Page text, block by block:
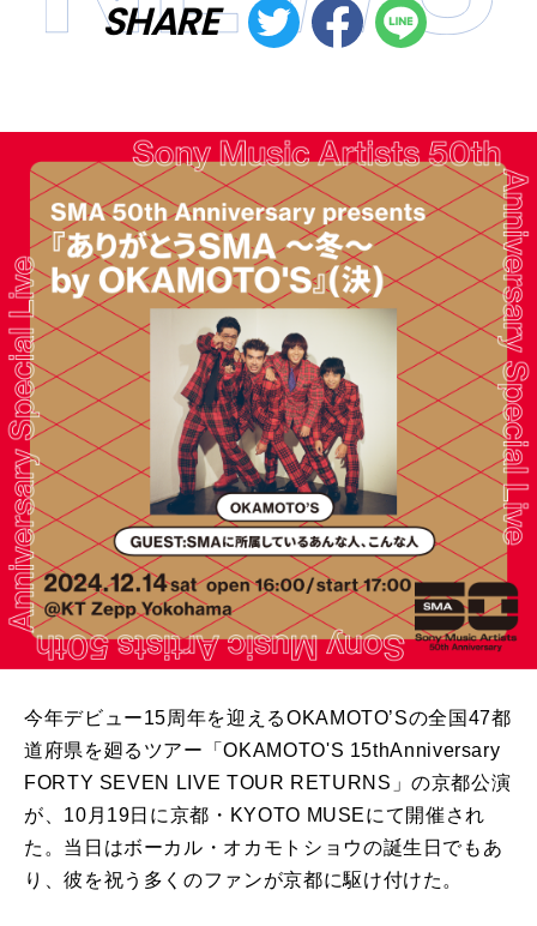
SHARE
今年デビュー15周年を迎えるOKAMOTO’Sの全国47都
道府県を廻るツアー「OKAMOTO'S 15thAnniversary
FORTY SEVEN LIVE TOUR RETURNS」の京都公演
が、10月19日に京都・KYOTO MUSEにて開催され
た。当日はボーカル・オカモトショウの誕生日でもあ
り、彼を祝う多くのファンが京都に駆け付けた。